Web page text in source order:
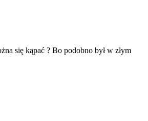
się kąpać ? Bo podobno był w złym